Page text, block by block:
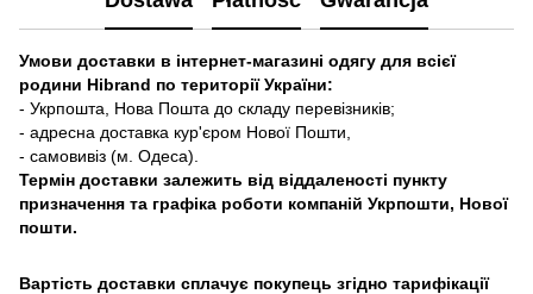
Умови доставки в інтернет-магазині одягу для всієї
родини Hibrand по території України:
- Укрпошта, Нова Пошта до складу перевізників;
- адресна доставка кур'єром Нової Пошти,
- самовивіз (м. Одеса).
Термін доставки залежить від віддаленості пункту
призначення та графіка роботи компаній Укрпошти, Нової
пошти.
Вартість доставки сплачує покупець згідно тарифікації